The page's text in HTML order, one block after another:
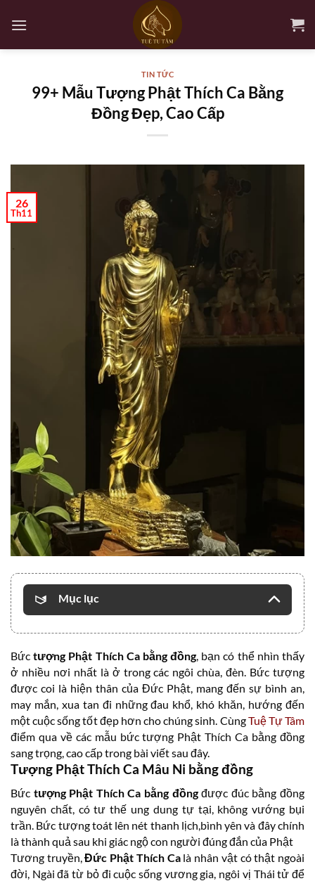
qua
TIN TỨC
99+ Mẫu Tượng Phật Thích Ca Bằng
Đồng Đẹp, Cao Cấp
26
Th11
Mục lục
Bứctượng Phật Thích Ca bằng đồng, bạn có thể nhìn thấy
ở nhiều nơi nhất là ở trong các ngôi chùa, đèn. Bức tượng
được coi là hiện thân của Đức Phật, mang đến sự bình an,
may mắn, xua tan đi những đau khổ, khó khăn, hướng đến
một cuộc sống tốt đẹp hơn cho chúng sinh. CùngTuệ Tự Tâm
điểm qua về các mẫu bức tượng Phật Thích Ca bằng đồng
sang trọng, cao cấp trong bài viết sau đây.
Tượng Phật Thích Ca Mâu Ni bằng đồng
Bức tượng Phật Thích Ca bằng đồngđược đúc bằng đồng
nguyên chất, có tư thế ung dung tự tại, không vướng bụi
trần. Bức tượng toát lên nét thanh lịch,bình yên và đây chính
là thành quả sau khi giác ngộ con người đúng đắn của Phật
Tương truyền, Đức Phật Thích Calà nhân vật có thật ngoài
đời, Ngài đã từ bỏ đi cuộc sống vương gia, ngôi vị Thái tử để